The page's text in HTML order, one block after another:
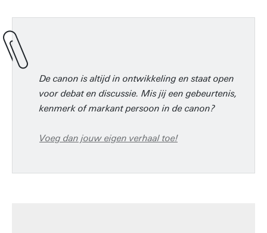
De canon is altijd in ontwikkeling en staat open
voor debat en discussie. Mis jij een gebeurtenis,
kenmerk of markant persoon in de canon?
Voeg dan jouw eigen verhaal toe!